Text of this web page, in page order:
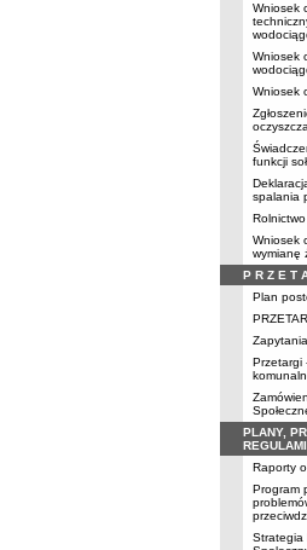
Wniosek
Wniosek
Wniosek
funkcji
spalania
Rolnictwo
Wniosek
wymianę
P R Z E T
Plan
Przetargi
PLANY,
Raporty
Program
Strategia